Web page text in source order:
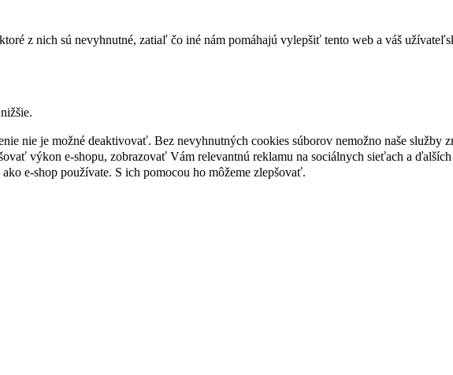
z nich sú nevyhnutné, zatiaľ čo iné nám pomáhajú vylepšiť tento web a váš
nie je možné deaktivovať. Bez nevyhnutných cookies súborov nemožno naše služby
výkon e-shopu, zobrazovať Vám relevantnú reklamu na sociálnych sieťach a
e-shop používate. S ich pomocou ho môžeme zlepšovať.